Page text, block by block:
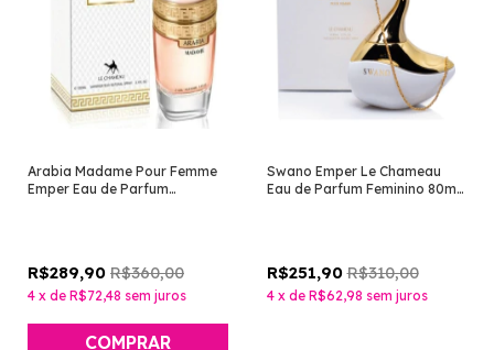
Arabia Madame Pour Femme
Emper Eau de Parfum
R$289,90 R$360,00
4 x de R$72,48 sem juros
Swano Emper Le Chameau
Eau de Parfum Feminino 80ml
R$251,90 R$310,00
4 x de R$62,98 sem juros